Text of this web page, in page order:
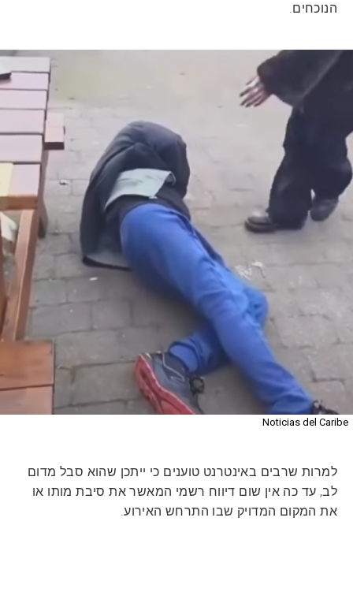
הנוכחים.
למרות שרבים באינטרנט טוענים כי ייתכן שהוא סבל מדום
לב, עד כה אין שום דיווח רשמי המאשר את סיבת מותו או
את המקום המדויק שבו התרחש האירוע.